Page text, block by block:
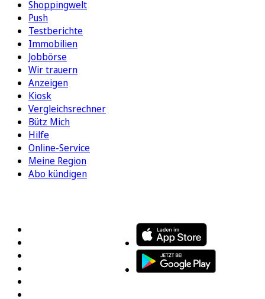
Shoppingwelt
Push
Testberichte
Immobilien
Jobbörse
Wir trauern
Anzeigen
Kiosk
Vergleichsrechner
Bütz Mich
Hilfe
Online-Service
Meine Region
Abo kündigen